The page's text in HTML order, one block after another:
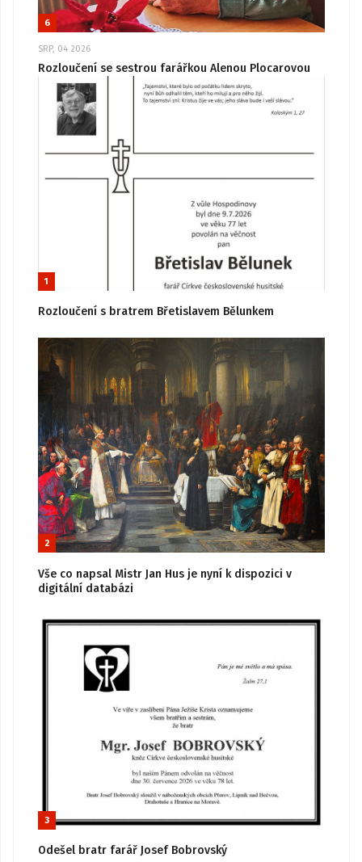
6
SRP, 04 2026
Rozloučení se sestrou farářkou Alenou Plocarovou
1
Rozloučení s bratrem Břetislavem Bělunkem
2
Vše co napsal Mistr Jan Hus je nyní k dispozici v
digitální databázi
3
Odešel bratr farář Josef Bobrovský